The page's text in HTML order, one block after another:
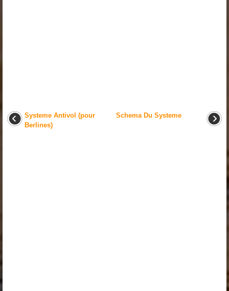
Systeme Antivol (pour
Berlines)
Schema Du Systeme